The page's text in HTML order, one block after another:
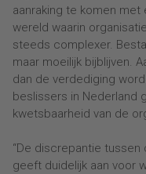
aanraking te komen met
wereld waarin
steeds complexer.
maar moeilijk bijblijven.
dan de verdediging
beslissers in Nederland
kwetsbaarheid van de
“De discrepantie
geeft duidelijk aan voor